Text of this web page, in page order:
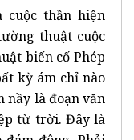
cuộc thần hiện
thuật cuộc
biến cố Phép
kỳ ám chỉ nào
nầy là đoạn văn
từ trời. Đây là